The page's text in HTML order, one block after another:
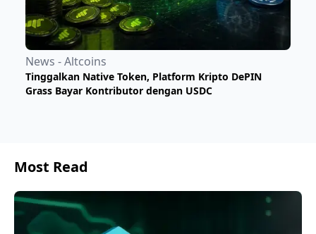
News - Altcoins
Tinggalkan Native Token, Platform Kripto DePIN
Grass Bayar Kontributor dengan USDC
Most Read